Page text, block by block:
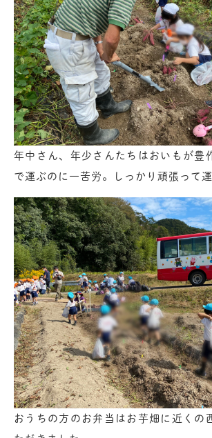
年中さん、年少さんたちはおいもが豊
で運ぶのに一苦労。しっかり頑張って運
おうちの方のお弁当はお芋畑に近くの